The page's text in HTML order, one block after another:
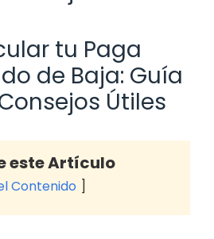
tu Paga
de Baja: Guía
Útiles
este Artículo
Contenido